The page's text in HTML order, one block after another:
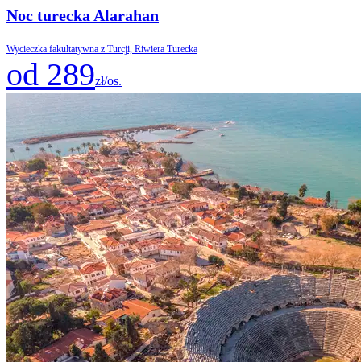
Noc turecka Alarahan
Wycieczka fakultatywna z Turcji, Riwiera Turecka
od 289zł/os.